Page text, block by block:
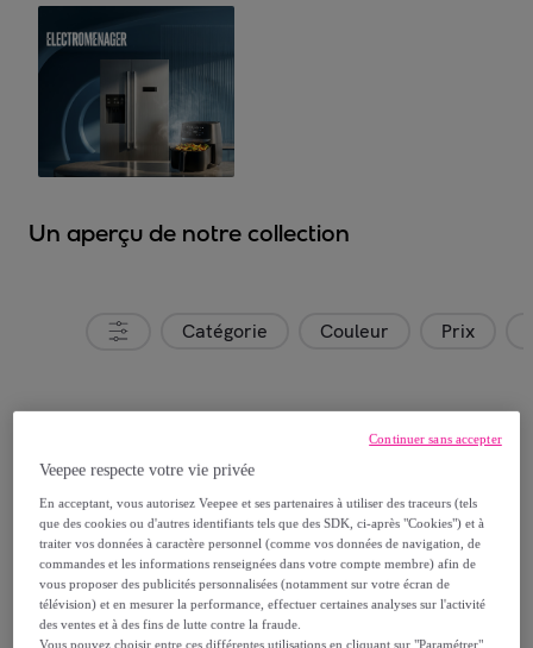
Un aperçu de notre collection
Catégorie Couleur Prix
ROSIERES
Réfrigérateur combiné
Veepee respecte votre vie privée
En acceptant, vous autorisez Veepee et ses partenaires à utiliser des traceurs (tels
que des cookies ou d'autres identifiants tels que des SDK, ci-après "Cookies") et à
traiter vos données à caractère personnel (comme vos données de navigation, de
commandes et les informations renseignées dans votre compte membre) afin de
vous proposer des publicités personnalisées (notamment sur votre écran de
télévision) et en mesurer la performance, effectuer certaines analyses sur l'activité
des ventes et à des fins de lutte contre la fraude.
Vous pouvez choisir entre ces différentes utilisations en cliquant sur "Paramétrer"
Continuer sans accepter